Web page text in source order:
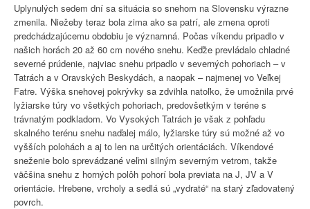
Uplynulých sedem dní sa situácia so snehom na Slovensku výrazne
zmenila. Niežeby teraz bola zima ako sa patrí, ale zmena oproti
predchádzajúcemu obdobiu je významná. Počas víkendu pripadlo v
našich horách 20 až 60 cm nového snehu. Keďže prevládalo chladné
severné prúdenie, najviac snehu pripadlo v severných pohoriach – v
Tatrách a v Oravských Beskydách, a naopak – najmenej vo Veľkej
Fatre. Výška snehovej pokrývky sa zdvihla natoľko, že umožnila prvé
lyžiarske túry vo všetkých pohoriach, predovšetkým v teréne s
trávnatým podkladom. Vo Vysokých Tatrách je však z pohľadu
skalného terénu snehu naďalej málo, lyžiarske túry sú možné až vo
vyšších polohách a aj to len na určitých orientáciách. Víkendové
sneženie bolo sprevádzané veľmi silným severným vetrom, takže
väčšina snehu z horných polôh pohorí bola previata na J, JV a V
orientácie. Hrebene, vrcholy a sedlá sú „vydraté“ na starý zľadovatený
povrch.